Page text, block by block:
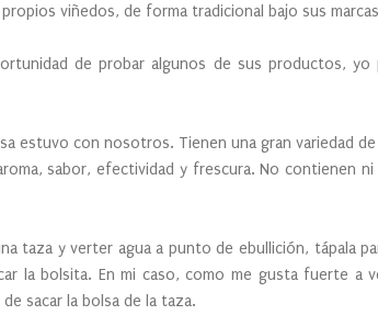
viñedos, de forma tradicional bajo sus
de probar algunos de sus productos, yo
estuvo con nosotros. Tienen una gran variedad
sabor, efectividad y frescura. No contienen
taza y verter agua a punto de ebullición, tápala
la bolsita. En mi caso, como me gusta fuerte a
sacar la bolsa de la taza.